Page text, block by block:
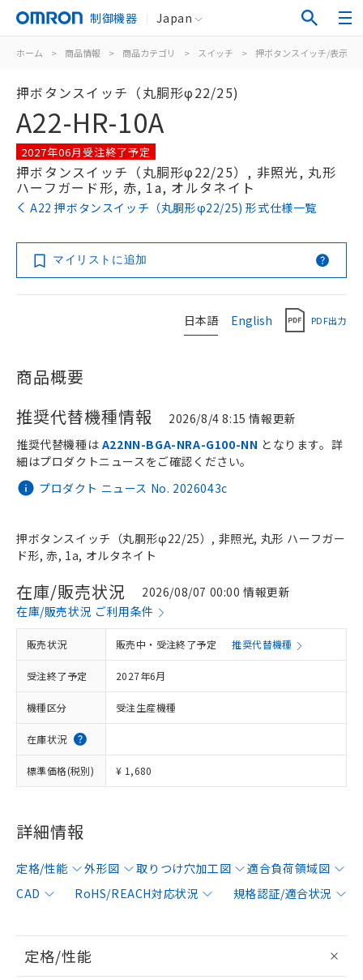
制御機器 Japan
ホーム > 商品情報 > 商品カテゴリ > スイッチ > 押ボタンスイッチ/表示灯
押ボタンスイッチ（丸胴形φ22/25)
A22-HR-10A
2027年06月受注終了予定
押ボタンスイッチ（丸胴形φ22/25）, 非照光, 丸形
ハーフガード形, 赤, 1a, オルタネイト
A22 押ボタンスイッチ（丸胴形φ22/25) 形式仕様一覧
マイリストに追加
日本語 English PDF出力
商品概要
推奨代替機種情報
2026/8/4 8:15 情報更新
プロダクト ニュース No. 2026043c
推奨代替機種は A22NN-BGA-NRA-G100-NN となります。詳
細はプロダクトニュースをご確認ください。
押ボタンスイッチ（丸胴形φ22/25）, 非照光, 丸形 ハーフガー
ド形, 赤, 1a, オルタネイト
在庫/販売状況
2026/08/07 00:00 情報更新
在庫/販売状況 ご利用条件
販売状況 販売中・受注終了予定 推奨代替機種
受注終了予定 2027年6月
機種区分 受注生産機種
在庫状況
標準価格(税別) ¥ 1,680
詳細情報
定格/性能 外形図 取りつけ穴加工図
適合負荷領域図
CAD
RoHS/REACH対応状況 規格認証/適合状況
定格/性能